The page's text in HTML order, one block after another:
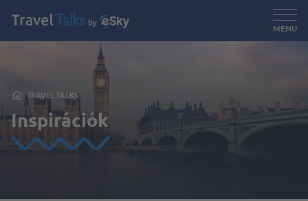
MENU
TRAVEL TALKS
Inspirációk